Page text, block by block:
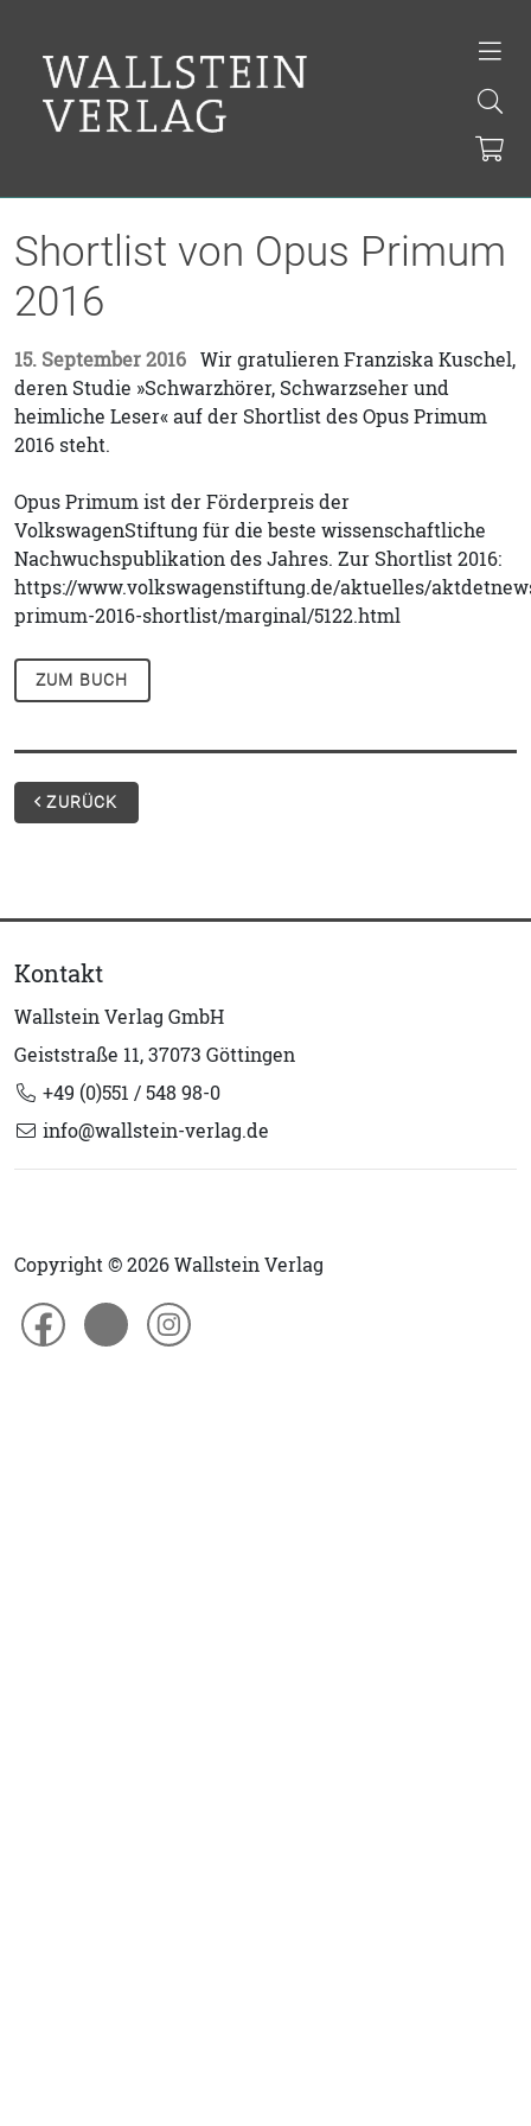
Shortlist von Opus Primum
2016
15. September 2016 Wir gratulieren Franziska Kuschel,
deren Studie »Schwarzhörer, Schwarzseher und
heimliche Leser« auf der Shortlist des Opus Primum
2016 steht.
Opus Primum ist der Förderpreis der
VolkswagenStiftung für die beste wissenschaftliche
Nachwuchspublikation des Jahres. Zur Shortlist 2016:
https://www.volkswagenstiftung.de/aktuelles/
primum-2016-shortlist/marginal/5122.html
ZUM BUCH
ZURÜCK
Kontakt
Wallstein Verlag GmbH
Geiststraße 11, 37073 Göttingen
+49 (0)551 / 548 98-0
info@wallstein-verlag.de
Copyright © 2026 Wallstein Verlag